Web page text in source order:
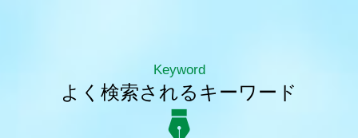
Keyword
よく検索されるキーワード